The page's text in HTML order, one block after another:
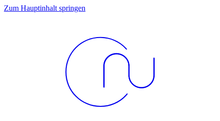
Zum Hauptinhalt springen